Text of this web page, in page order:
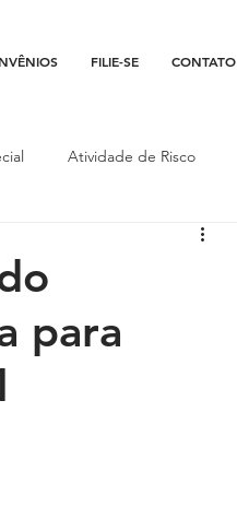
FILIE-SE CONTATO
Atividade de Risco
Federal
para